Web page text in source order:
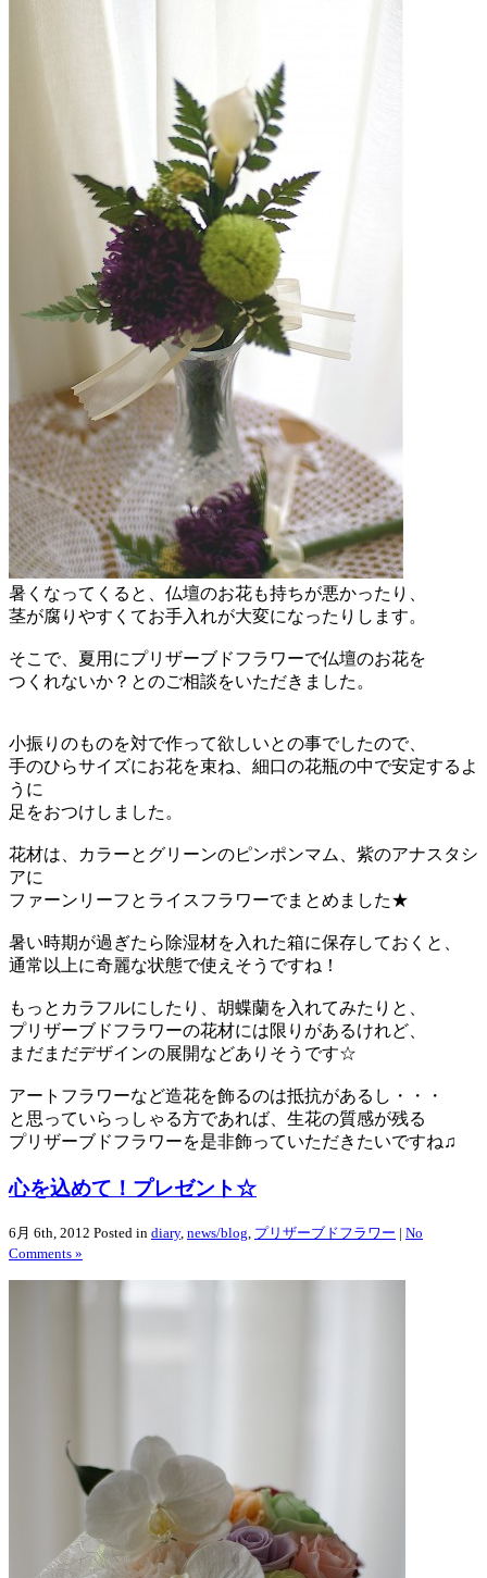
暑くなってくると、仏壇のお花も持ちが悪かったり、
茎が腐りやすくてお手入れが大変になったりします。
そこで、夏用にプリザーブドフラワーで仏壇のお花を
つくれないか？とのご相談をいただきました。
小振りのものを対で作って欲しいとの事でしたので、
手のひらサイズにお花を束ね、細口の花瓶の中で安定するよ
うに
足をおつけしました。
花材は、カラーとグリーンのピンポンマム、紫のアナスタシ
アに
ファーンリーフとライスフラワーでまとめました★
暑い時期が過ぎたら除湿材を入れた箱に保存しておくと、
通常以上に奇麗な状態で使えそうですね！
もっとカラフルにしたり、胡蝶蘭を入れてみたりと、
プリザーブドフラワーの花材には限りがあるけれど、
まだまだデザインの展開などありそうです☆
アートフラワーなど造花を飾るのは抵抗があるし・・・
と思っていらっしゃる方であれば、生花の質感が残る
プリザーブドフラワーを是非飾っていただきたいですね♫
心を込めて！プレゼント☆
6月 6th, 2012 Posted in diary, news/blog, プリザーブドフラワー | No
Comments »